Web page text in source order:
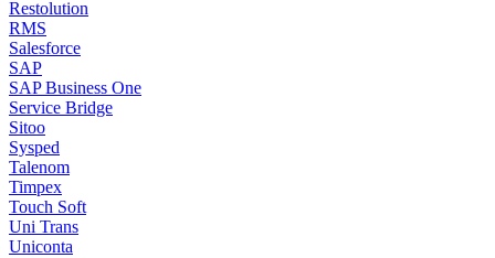
Restolution
RMS
Salesforce
SAP
SAP Business One
Service Bridge
Sitoo
Sysped
Talenom
Timpex
Touch Soft
Uni Trans
Uniconta